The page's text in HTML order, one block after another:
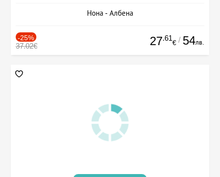
Нона - Албена
-25%
37.02€ 27.61
€ / 54лв.